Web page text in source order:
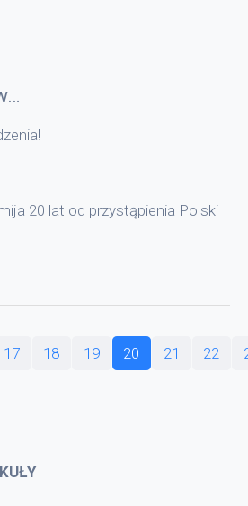
20 lat od przystąpienia Polski
17 18 19 20 21 22